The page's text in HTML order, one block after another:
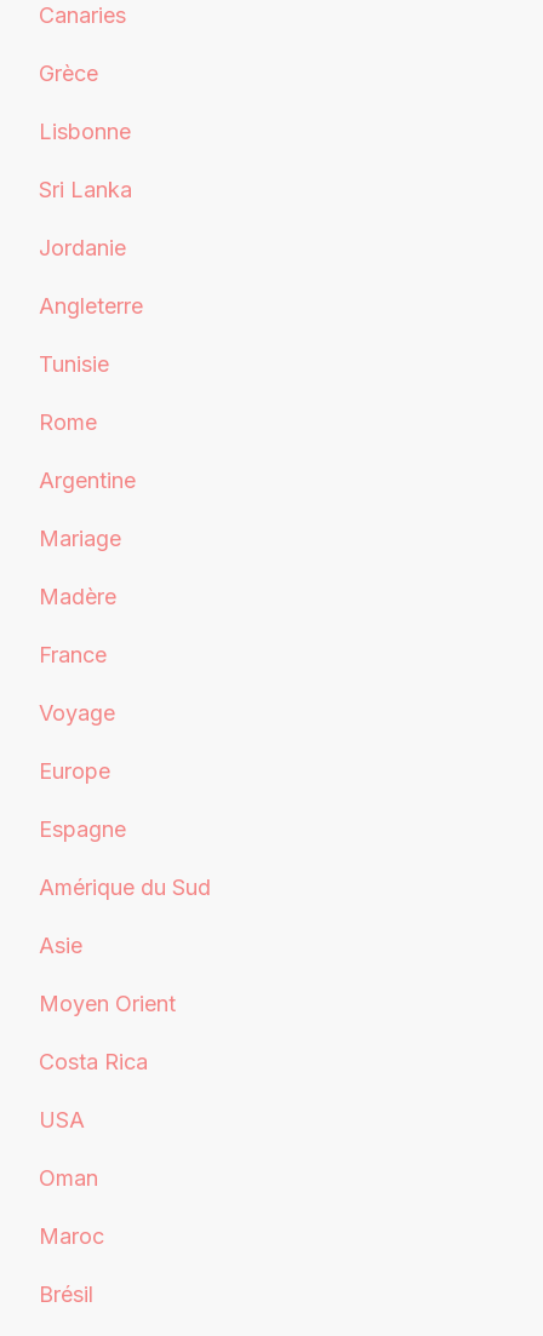
Canaries
Grèce
Lisbonne
Sri Lanka
Jordanie
Angleterre
Tunisie
Rome
Argentine
Mariage
Madère
France
Voyage
Europe
Espagne
Amérique du Sud
Asie
Moyen Orient
Costa Rica
USA
Oman
Maroc
Brésil